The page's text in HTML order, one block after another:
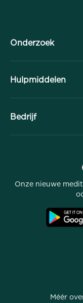
Onderzoek
Overzicht
Professionele Divisie
Artikelen
Hulpmiddelen
Gratis meditaties
Bedrijf
Veelgestelde vragen
Voorwaarden
Onze nieuwe
Méér